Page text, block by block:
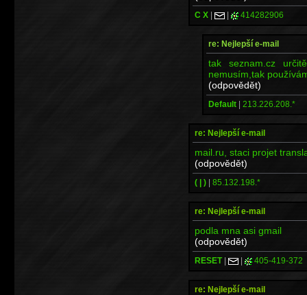
C X | | 414282906
re: Nejlepší e-mail
tak seznam.cz
nemusím,tak
(odpovědět)
Default | 213.226.208.*
re: Nejlepší e-mail
mail.ru, staci projet
(odpovědět)
( | ) | 85.132.198.*
re: Nejlepší e-mail
podla mna asi gmail
(odpovědět)
RESET| | 405-419-372
re: Nejlepší e-mail